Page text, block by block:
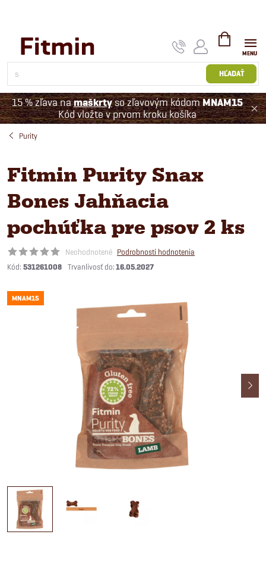
HĽADAŤ
NÁKUPNÝ
KOŠÍK
15 % zľava namaškrtyso zľavovým kódomMNAM15
Kód vložte v prvom kroku košíka
Purity
Fitmin Purity Snax
Bones Jahňacia
pochúťka pre psov 2 ks
Neohodnotené Podrobnosti hodnotenia
Kód: 531261008 16.05.2027
MNAM15